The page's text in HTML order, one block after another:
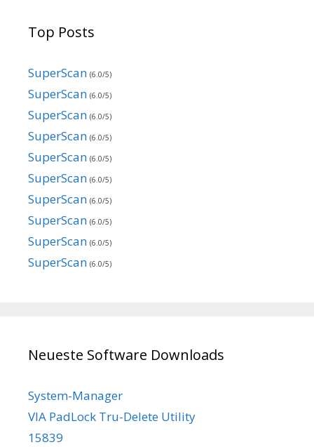
Top Posts
SuperScan (6.0/5)
SuperScan (6.0/5)
SuperScan (6.0/5)
SuperScan (6.0/5)
SuperScan (6.0/5)
SuperScan (6.0/5)
SuperScan (6.0/5)
SuperScan (6.0/5)
SuperScan (6.0/5)
SuperScan (6.0/5)
Neueste Software Downloads
System-Manager
VIA PadLock Tru-Delete Utility
15839